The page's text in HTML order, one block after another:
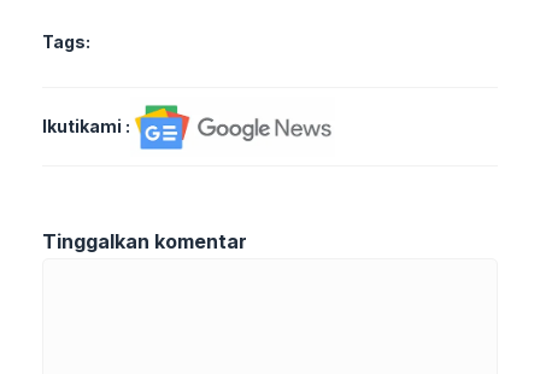
Tags:
Ikutikami :
Tinggalkan komentar